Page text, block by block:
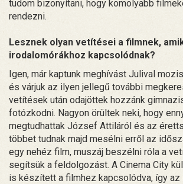
tudom bizonyítani, hogy komolyabb
rendezni.
Lesznek olyan vetítései a filmnek,
irodalomórákhoz kapcsolódnak?
Igen, már kaptunk meghívást Julival
és várjuk az ilyen jellegű további
vetítések után odajöttek hozzánk
fotózkodni. Nagyon örültek neki, hogy
megtudhattak József Attiláról és az
többet tudnak majd mesélni erről az
egy nehéz film, muszáj beszélni róla a
segítsük a feldolgozást. A Cinema City
is készített a filmhez kapcsolódva, így az